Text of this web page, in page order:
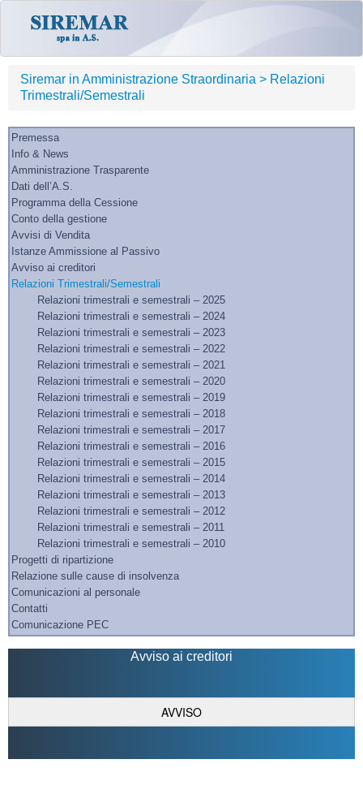
Siremar in Amministrazione Straordinaria > Relazioni
Trimestrali/Semestrali
Premessa
Info & News
Amministrazione Trasparente
Dati dell’A.S.
Programma della Cessione
Conto della gestione
Avvisi di Vendita
Istanze Ammissione al Passivo
Avviso ai creditori
Relazioni Trimestrali/Semestrali
Relazioni trimestrali e semestrali – 2025
Relazioni trimestrali e semestrali – 2024
Relazioni trimestrali e semestrali – 2023
Relazioni trimestrali e semestrali – 2022
Relazioni trimestrali e semestrali – 2021
Relazioni trimestrali e semestrali – 2020
Relazioni trimestrali e semestrali – 2019
Relazioni trimestrali e semestrali – 2018
Relazioni trimestrali e semestrali – 2017
Relazioni trimestrali e semestrali – 2016
Relazioni trimestrali e semestrali – 2015
Relazioni trimestrali e semestrali – 2014
Relazioni trimestrali e semestrali – 2013
Relazioni trimestrali e semestrali – 2012
Relazioni trimestrali e semestrali – 2011
Relazioni trimestrali e semestrali – 2010
Progetti di ripartizione
Relazione sulle cause di insolvenza
Comunicazioni al personale
Contatti
Comunicazione PEC
Avviso ai creditori
AVVISO